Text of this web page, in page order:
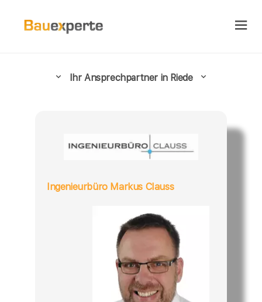
Ihr Ansprechpartner in Riede
Ingenieurbüro Markus Clauss